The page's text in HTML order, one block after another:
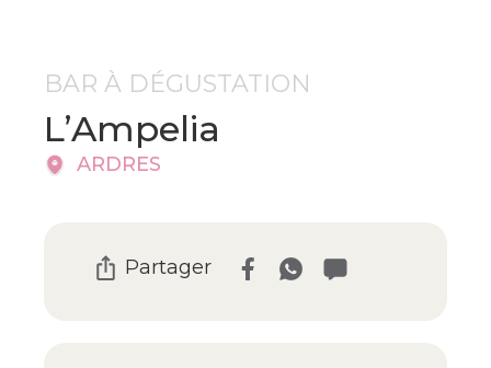
BAR À DÉGUSTATION
L’Ampelia
ARDRES
Partager